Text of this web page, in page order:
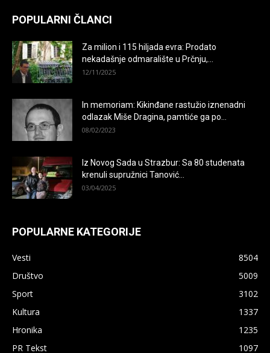
POPULARNI ČLANCI
Za milion i 115 hiljada evra: Prodato
nekadašnje odmaralište u Prčnju,...
12/11/2025
In memoriam: Kikinđane rastužio iznenadni
odlazak Miše Dragina, pamtiće ga po...
08/02/2023
Iz Novog Sada u Strazbur: Sa 80 studenata
krenuli supružnici Tanović...
03/04/2025
POPULARNE KATEGORIJE
Vesti
8504
Društvo
5009
Sport
3102
Kultura
1337
Hronika
1235
PR Tekst
1097